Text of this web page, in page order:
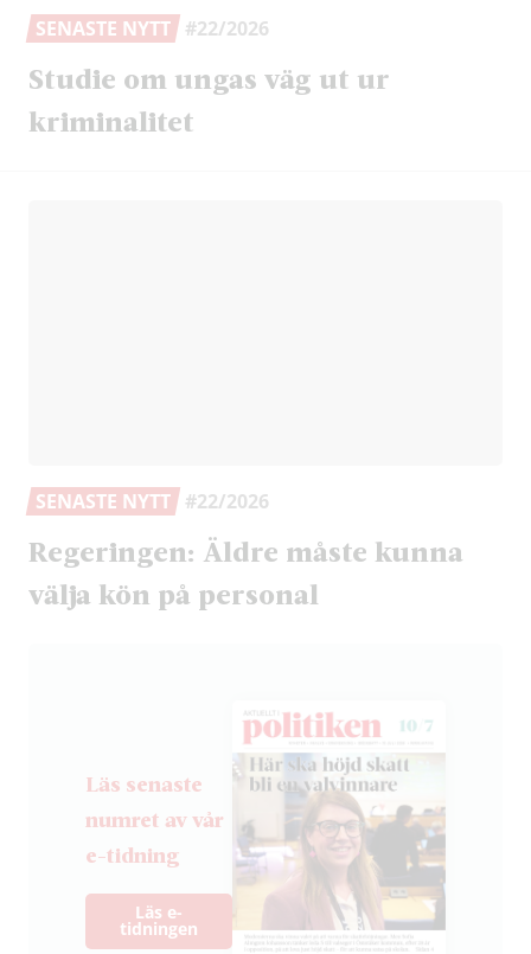
SENASTE NYTT #22/2026
Studie om ungas väg ut ur
kriminalitet
SENASTE NYTT #22/2026
Regeringen: Äldre måste kunna
välja kön på personal
Läs senaste
numret av vår
e-tidning
Läs e-
tidningen